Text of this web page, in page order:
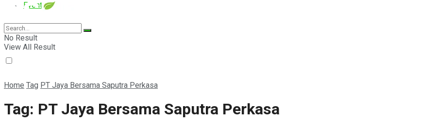
Event
E-Magazine
No Result
View All Result
Home Tag PT Jaya Bersama Saputra Perkasa
Tag: PT Jaya Bersama Saputra Perkasa